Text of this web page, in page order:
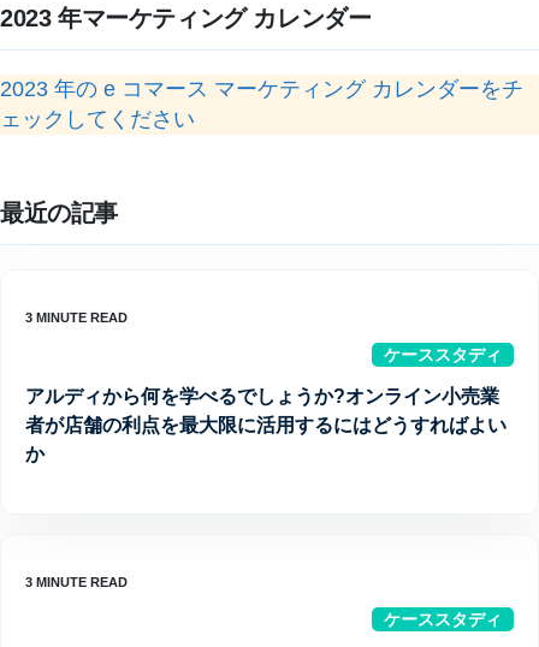
2023 年マーケティング カレンダー
2023 年の e コマース マーケティング カレンダーをチ
ェックしてください
最近の記事
ケーススタディ
アルディから何を学べるでしょうか?オンライン小売業
者が店舗の利点を最大限に活用するにはどうすればよい
か
ケーススタディ